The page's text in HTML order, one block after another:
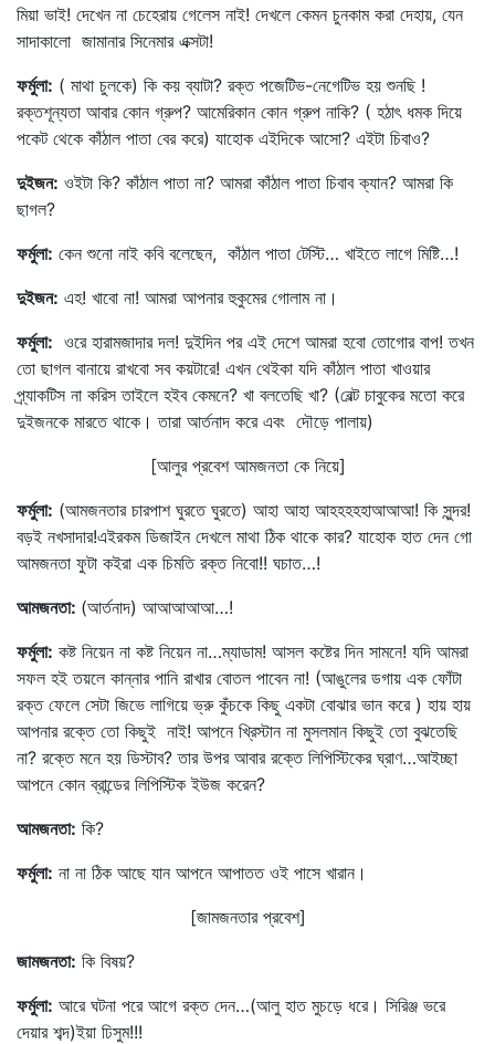
মিয়া ভাই! দেখেন না চেহেরায় গেলেস নাই! দেখলে কেমন চুনকাম করা দেহায়, যেন
সাদাকালো জামানার সিনেমার এক্সটা!
ফর্মুলা: ( মাথা চুলকে) কি কয় ব্যাটা? রক্ত পজেটিভ-নেগেটিভ হয় শুনছি !
রক্তশূন্যতা আবার কোন গ্রুপ? আমেরিকান কোন গ্রুপ নাকি? ( হঠাৎ ধমক দিয়ে
পকেট থেকে কাঁঠাল পাতা বের করে) যাহোক এইদিকে আসো? এইটা চিবাও?
দুইজন: ওইটা কি? কাঁঠাল পাতা না? আমরা কাঁঠাল পাতা চিবাব ক্যান? আমরা কি
ছাগল?
ফর্মুলা: কেন শুনো নাই কবি বলেছেন, কাঁঠাল পাতা টেস্টি… খাইতে লাগে মিষ্টি…!
দুইজন: এহ! খাবো না! আমরা আপনার হুকুমের গোলাম না।
ফর্মুলা: ওরে হারামজাদার দল! দুইদিন পর এই দেশে আমরা হবো তোগোর বাপ! তখন
তো ছাগল বানায়ে রাখবো সব কয়টারে! এখন থেইকা যদি কাঁঠাল পাতা খাওয়ার
প্র্যাকটিস না করিস তাইলে হইব কেমনে? খা বলতেছি খা? (বেল্ট চাবুকের মতো করে
দুইজনকে মারতে থাকে। তারা আর্তনাদ করে এবং দৌড়ে পালায়)
[আলুর প্রবেশ আমজনতা কে নিয়ে]
ফর্মুলা: (আমজনতার চারপাশ ঘুরতে ঘুরতে) আহা আহা আহহহহহাআআআ! কি সুন্দর!
বড়ই নখসাদার!এইরকম ডিজাইন দেখলে মাথা ঠিক থাকে কার? যাহোক হাত দেন গো
আমজনতা ফুটা কইরা এক চিমতি রক্ত নিবো!! ঘচাত…!
আমজনতা: (আর্তনাদ) আআআআআ…!
ফর্মুলা: কষ্ট নিয়েন না কষ্ট নিয়েন না…ম্যাডাম! আসল কষ্টের দিন সামনে! যদি আমরা
সফল হই তয়লে কান্নার পানি রাখার বোতল পাবেন না! (আঙুলের ডগায় এক ফোঁটা
রক্ত ফেলে সেটা জিভে লাগিয়ে ভ্রু কুঁচকে কিছু একটা বোঝার ভান করে ) হায় হায়
আপনার রক্তে তো কিছুই নাই! আপনে খ্রিস্টান না মুসলমান কিছুই তো বুঝতেছি
না? রক্তে মনে হয় ডিস্টাব? তার উপর আবার রক্তে লিপিস্টিকের ঘ্রাণ…আইচ্ছা
আপনে কোন ব্রান্ডের লিপিস্টিক ইউজ করেন?
আমজনতা: কি?
ফর্মুলা: না না ঠিক আছে যান আপনে আপাতত ওই পাসে খারান।
[জামজনতার প্রবেশ]
জামজনতা: কি বিষয়?
ফর্মুলা: আরে ঘটনা পরে আগে রক্ত দেন…(আলু হাত মুচড়ে ধরে। সিরিঞ্জ ভরে
দেয়ার শব্দ)ইয়া ঢিসুম!!!